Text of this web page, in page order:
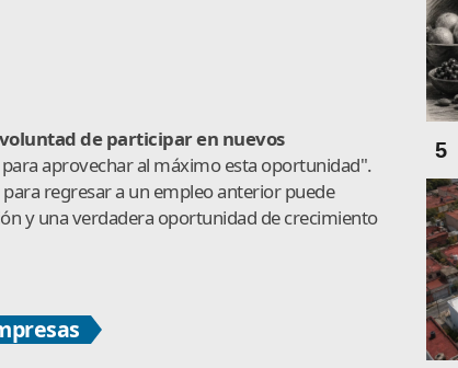
de participar en nuevos
aprovechar al máximo esta oportunidad".
regresar a un empleo anterior puede
y una verdadera oportunidad de crecimiento
5